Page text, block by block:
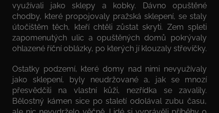
využívali jako sklepy a kobky. Dávno opuštěné
chodby, které propojovaly pražská sklepení, se staly
útočištěm těch, kteří chtěli zůstat skryti. Zem spleti
zapomenutých ulic a opuštěných domů pokrývaly
ohlazené říční oblázky, po kterých jí klouzaly střevíčky.
Ostatky podzemí, které domy nad nimi nevyužívaly
jako sklepení, byly neudržované a, jak se mnozí
přesvědčili na vlastní kůži, nezřídka se zavalily.
Bělostný kámen sice po staletí odolával zubu času,